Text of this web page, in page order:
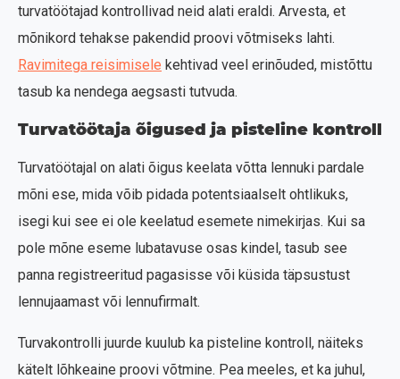
turvatöötajad kontrollivad neid alati eraldi. Arvesta, et
mõnikord tehakse pakendid proovi võtmiseks lahti.
Ravimitega reisimisele kehtivad veel erinõuded, mistõttu
tasub ka nendega aegsasti tutvuda.
Turvatöötaja õigused ja pisteline kontroll
Turvatöötajal on alati õigus keelata võtta lennuki pardale
mõni ese, mida võib pidada potentsiaalselt ohtlikuks,
isegi kui see ei ole keelatud esemete nimekirjas. Kui sa
pole mõne eseme lubatavuse osas kindel, tasub see
panna registreeritud pagasisse või küsida täpsustust
lennujaamast või lennufirmalt.
Turvakontrolli juurde kuulub ka pisteline kontroll, näiteks
kätelt lõhkeaine proovi võtmine. Pea meeles, et ka juhul,